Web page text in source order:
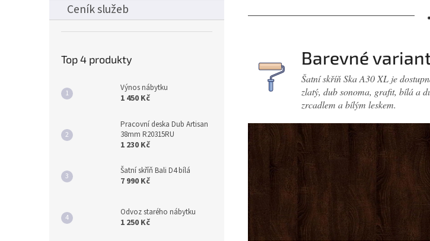
Ceník služeb
Top 4 produkty
Výnos nábytku
1 450 Kč
Pracovní deska Dub Artisan
38mm R20315RU
1 230 Kč
Šatní skříň Bali D4 bílá
7 990 Kč
Odvoz starého nábytku
1 250 Kč
•
Barevné
Šatní skříň Ska A30 XL je
zlatý, dub sonoma, grafit, bílá a
zrcadlem a bílým leskem.